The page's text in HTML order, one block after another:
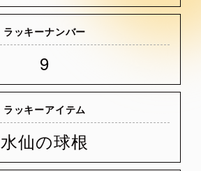
ラッキーナンバー
9
ラッキーアイテム
水仙の球根